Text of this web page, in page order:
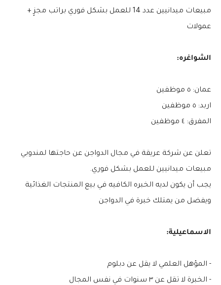
مبيعات ميدانيين عدد 14 للعمل بشكل فوري براتب مجزٍ +
عمولات
الشواغره:
عمان: ٥ موظفين
اربد: ٥ موظفين
المفرق: ٤ موظفين
تعلن عن شركة عريقة في مجال الدواجن عن حاجتها لمندوبي
مبيعات ميدانيين للعمل بشكل فوري.
يجب أن يكون لديه الخبره الكافيه في بيع المنتجات الغذائية
ويفضل من يمتلك خبرة في الدواجن
الاسماعيلية:
- المؤهل العلمي لا يقل عن دبلوم
- الخبرة لا تقل عن ٣ سنوات في نفس المجال